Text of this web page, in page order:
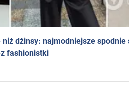
niż dżinsy: najmodniejsze spodnie
fashionistki